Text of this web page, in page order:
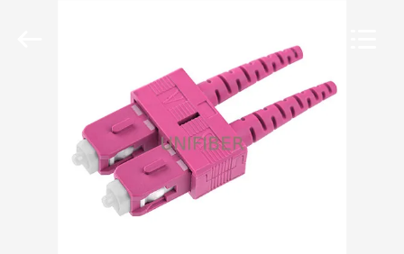
PRODUKTE